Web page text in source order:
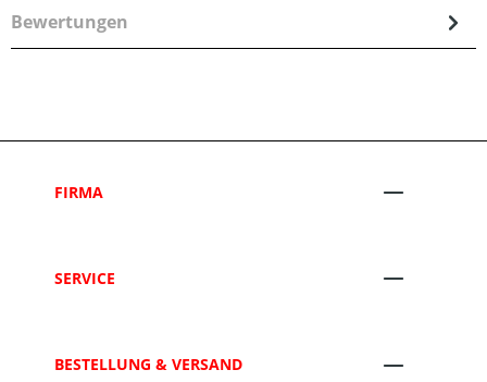
Bewertungen
FIRMA
SERVICE
BESTELLUNG & VERSAND